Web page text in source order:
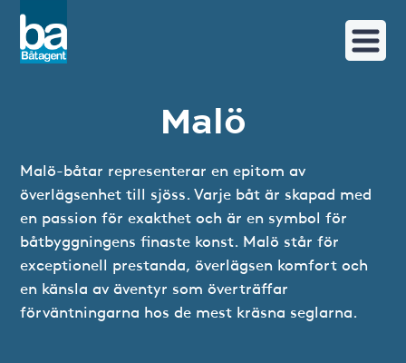
Malö
Malö-båtar representerar en epitom av
överlägsenhet till sjöss. Varje båt är skapad med
en passion för exakthet och är en symbol för
båtbyggningens finaste konst. Malö står för
exceptionell prestanda, överlägsen komfort och
en känsla av äventyr som överträffar
förväntningarna hos de mest kräsna seglarna.